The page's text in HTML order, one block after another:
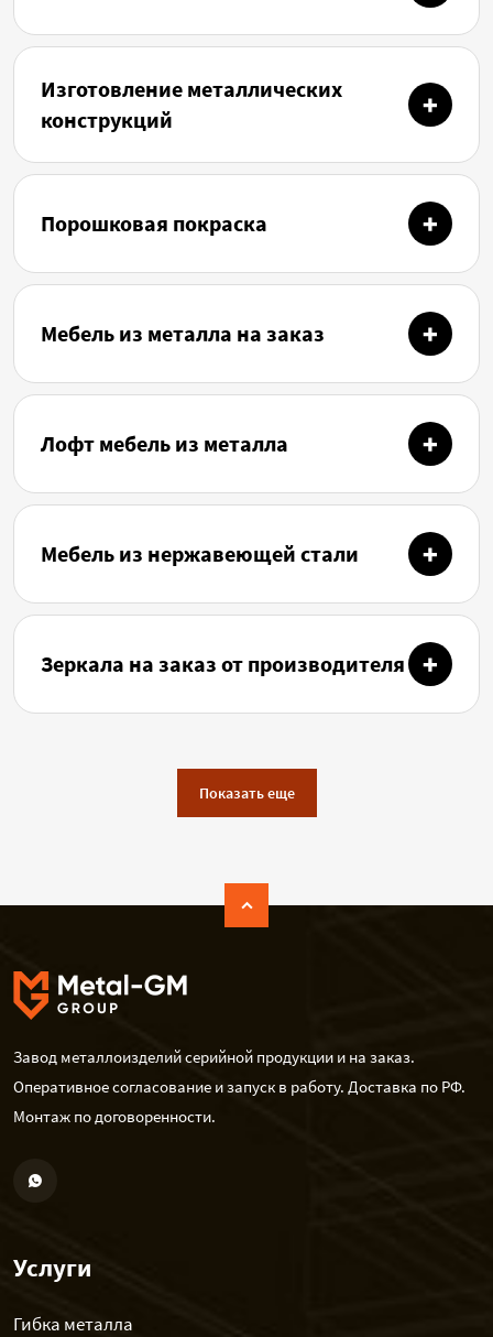
Изготовление металлических
конструкций
Порошковая покраска
Мебель из металла на заказ
Лофт мебель из металла
Мебель из нержавеющей стали
Зеркала на заказ от производителя
Показать еще
Завод металлоизделий серийной продукции и на заказ.
Оперативное согласование и запуск в работу. Доставка по РФ.
Монтаж по договоренности.
Услуги
Гибка металла